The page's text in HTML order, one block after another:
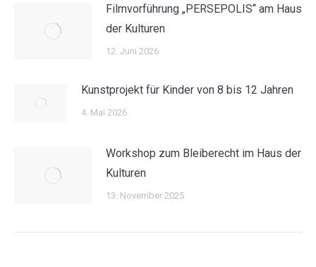
Filmvorführung „PERSEPOLIS“ am Haus
der Kulturen
12. Juni 2026
Kunstprojekt für Kinder von 8 bis 12 Jahren
4. Mai 2026
Workshop zum Bleiberecht im Haus der
Kulturen
13. November 2025